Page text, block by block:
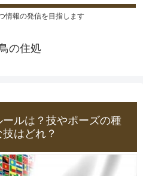
情報の発信を目指します
の住処
ルは？技やポーズの種
はどれ？